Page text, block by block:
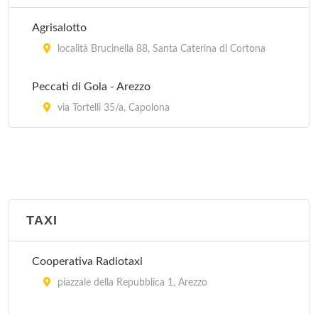
Agrisalotto
località Brucinella 88, Santa Caterina di Cortona
Peccati di Gola - Arezzo
via Tortelli 35/a, Capolona
TAXI
Cooperativa Radiotaxi
piazzale della Repubblica 1, Arezzo